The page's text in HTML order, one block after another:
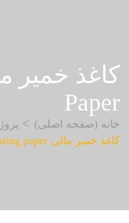
Paper
خانه (صفحه اصلی)
کاغذ خمیر مالی Pasting paper